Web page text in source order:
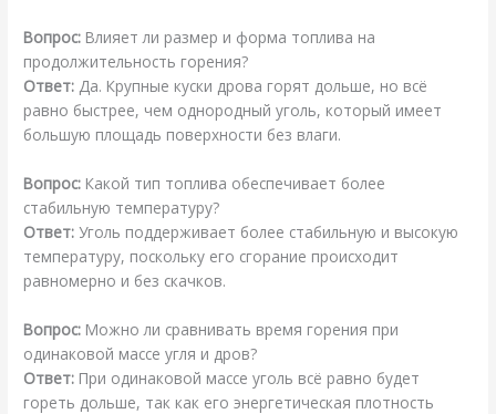
Вопрос: Влияет ли размер и форма топлива на
продолжительность горения?
Ответ: Да. Крупные куски дрова горят дольше, но всё
равно быстрее, чем однородный уголь, который имеет
большую площадь поверхности без влаги.
Вопрос: Какой тип топлива обеспечивает более
стабильную температуру?
Ответ: Уголь поддерживает более стабильную и высокую
температуру, поскольку его сгорание происходит
равномерно и без скачков.
Вопрос: Можно ли сравнивать время горения при
одинаковой массе угля и дров?
Ответ: При одинаковой массе уголь всё равно будет
гореть дольше, так как его энергетическая плотность